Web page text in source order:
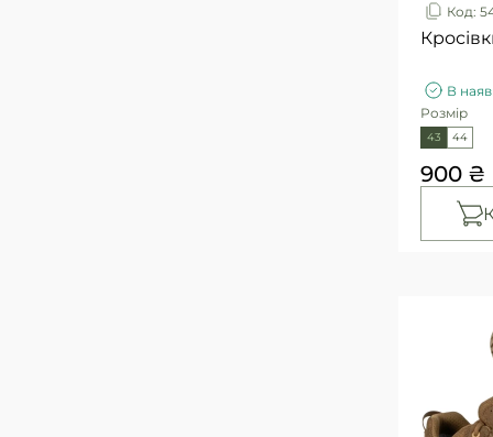
Код:
В
Розмір
43 44
900 ₴